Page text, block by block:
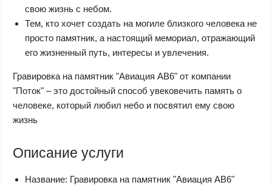
свою жизнь с небом.
Тем, кто хочет создать на могиле близкого человека не
просто памятник, а настоящий мемориал, отражающий
его жизненный путь, интересы и увлечения.
Гравировка на памятник "Авиация АВ6" от компании
"Поток" – это достойный способ увековечить память о
человеке, который любил небо и посвятил ему свою
жизнь
Описание услуги
Название: Гравировка на памятник "Авиация АВ6"